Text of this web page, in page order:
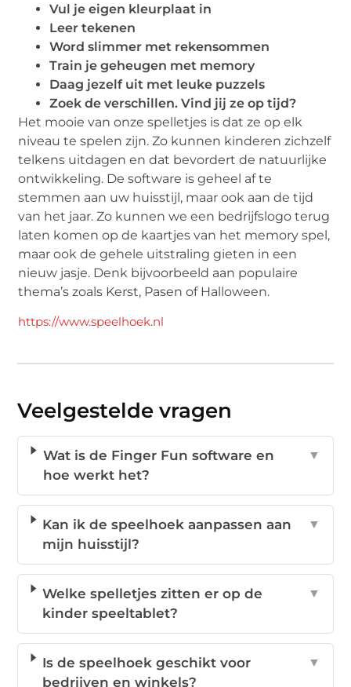
Vul je eigen kleurplaat in
Leer tekenen
Word slimmer met rekensommen
Train je geheugen met memory
Daag jezelf uit met leuke puzzels
Zoek de verschillen. Vind jij ze op tijd?
Het mooie van onze spelletjes is dat ze op elk
niveau te spelen zijn. Zo kunnen kinderen zichzelf
telkens uitdagen en dat bevordert de natuurlijke
ontwikkeling. De software is geheel af te
stemmen aan uw huisstijl, maar ook aan de tijd
van het jaar. Zo kunnen we een bedrijfslogo terug
laten komen op de kaartjes van het memory spel,
maar ook de gehele uitstraling gieten in een
nieuw jasje. Denk bijvoorbeeld aan populaire
thema’s zoals Kerst, Pasen of Halloween.
https://www.speelhoek.nl
Veelgestelde vragen
Wat is de Finger Fun software en
hoe werkt het?
▼
Kan ik de speelhoek aanpassen aan
mijn huisstijl?
▼
Welke spelletjes zitten er op de
kinder speeltablet?
▼
Is de speelhoek geschikt voor
bedrijven en winkels?
▼